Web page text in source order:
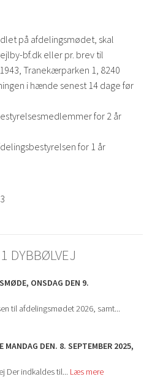
på afdelingsmødet, skal
bf.dk eller pr. brev til
Tranekærparken 1, 8240
i hænde senest 14 dage før
for 2 år
for 1 år
DYBBØLVEJ
ONSDAG DEN 9.
til afdelingsmødet 2026, samt...
DEN. 8. SEPTEMBER 2025,
Der indkaldes til... Læs mere